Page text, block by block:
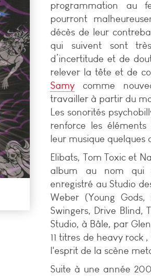
programmation au
pourront
décès de leur
qui suivent sont
d’incertitude et de
relever la tête et de
Samy comme
travailler à partir du
Les sonorités
renforce les
leur musique
Elibats, Tom Toxic et
album au nom qui
enregistré au Studio
Weber (Young
Swingers, Drive Blind,
Studio, à Bâle, par
11 titres de heavy rock
l'esprit de la scène
Suite à une année